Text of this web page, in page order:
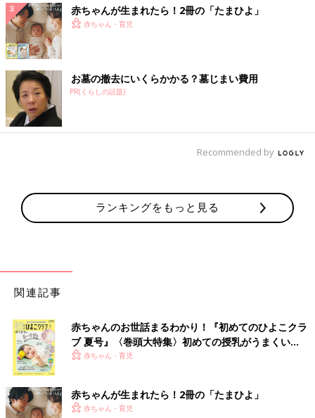
赤ちゃんが生まれたら！2冊の「たまひよ」
赤ちゃん・育児
お墓の撤去にいくらかかる？墓じまい費用
PR(くらしの話題)
Recommended by
ランキングをもっと見る
関連記事
赤ちゃんのお世話まるわかり！『初めてのひよこクラ
ブ 夏号』〈巻頭大特集〉初めての授乳がうまくい
く！ おっぱい・ミルクの基本と夏のトラブル 解決テ
赤ちゃん・育児
赤ちゃんが生まれたら！2冊の「たまひよ」
赤ちゃん・育児